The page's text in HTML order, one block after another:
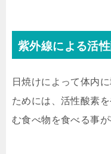
紫外線による活
日焼けによって体内
ためには、活性酸素
む食べ物を食べる事が